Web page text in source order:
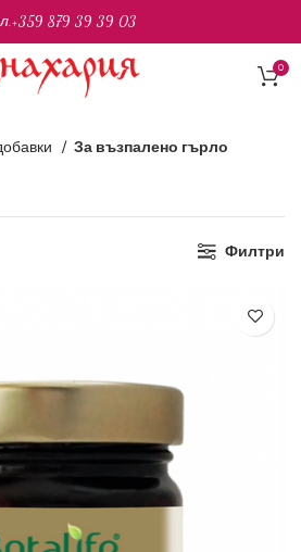
0
За възпалено гърло
Филтри
+359 879 39 39 03